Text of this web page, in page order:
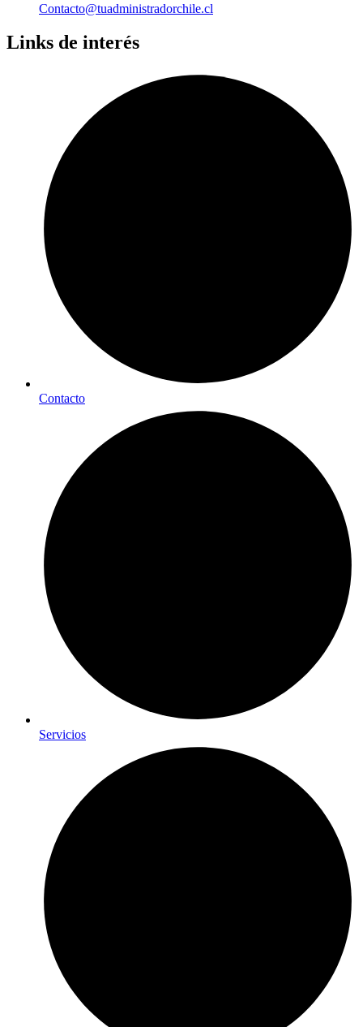
Contacto@tuadministradorchile.cl
Links de interés
Contacto
Servicios